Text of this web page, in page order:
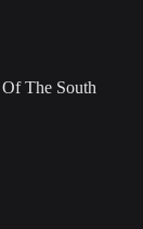
The South